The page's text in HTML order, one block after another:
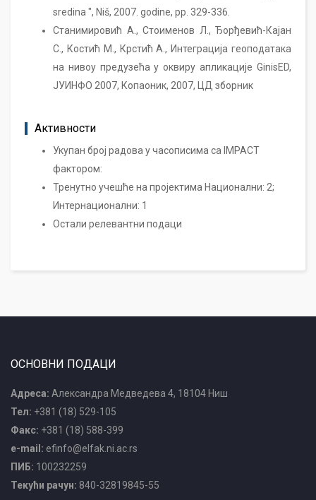
sredinа ", Niš, 2007. godine, pp. 329-336.
Станимировић А., Стоименов Л., Ђорђевић-Кајан
С., Костић М., Крстић А., Интеграција геоподатака
на нивоу предузећа у оквиру апликације GinisED,
JУИНФО 2007, Копаоник, 2007, ЦД зборник
Активности
Укупан број радова у часописима са IMPACT
фактором:
Тренутно учешће на пројектима Национални: 2;
Интернационални: 1
Остали релевантни подаци
ОСНОВНИ ПОДАЦИ
Адреса: Александра Медведева 4, 18104 Ниш
Тел: +381 (18) 529-105
Факс: +381 (18) 588-399
e-mail: efinfo@elfak.ni.ac.rs
ПИБ: 100232259
Текући рачун: 840-32819845-55